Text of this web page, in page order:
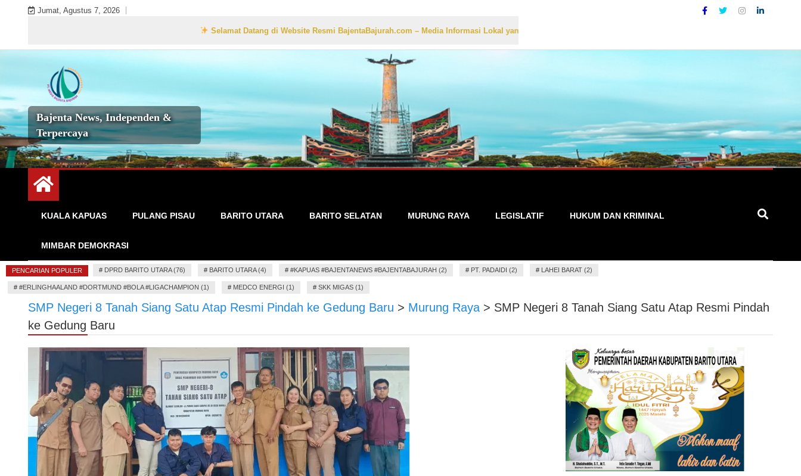
Jumat, Agustus 7, 2026
Selamat Datang di Website Resmi BajentaBajurah.com – Media Informasi Lokal yang Akurat, Cepat, dan Terpercaya
Bajenta News, Independen &
Terpercaya
KUALA KAPUAS PULANG PISAU BARITO UTARA BARITO SELATAN MURUNG RAYA LEGISLATIF HUKUM DAN KRIMINAL
MIMBAR DEMOKRASI
PENCARIAN POPULER # DPRD BARITO UTARA (76) # BARITO UTARA (4) # #KAPUAS #BAJENTANEWS #BAJENTABAJURAH (2) # PT. PADAIDI (2) # LAHEI BARAT (2)
# #ERLINGHAALAND #DORTMUND #BOLA #LIGACHAMPION (1) # MEDCO ENERGI (1) # SKK MIGAS (1)
SMP Negeri 8 Tanah Siang Satu Atap Resmi Pindah ke Gedung Baru > Murung Raya > SMP Negeri 8 Tanah Siang Satu Atap Resmi Pindah
ke Gedung Baru